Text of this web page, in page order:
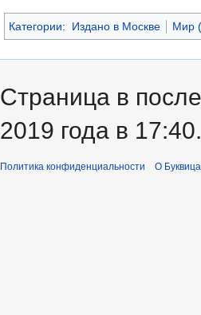
Категории: Издано в Москве Мир
Страница в
2019 года в 17:40.
Политика конфиденциальности О Буквица